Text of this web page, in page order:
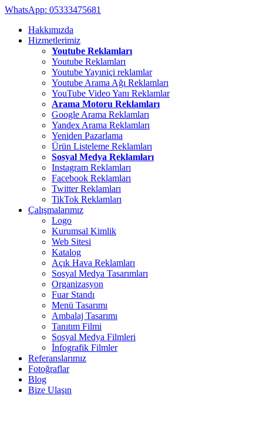
WhatsApp: 05333475681
Hakkımızda
Hizmetlerimiz
Youtube Reklamları
Youtube Reklamları
Youtube Yayıniçi reklamlar
Youtube Arama Ağı Reklamları
YouTube Video Yanı Reklamlar
Arama Motoru Reklamları
Google Arama Reklamları
Yandex Arama Reklamları
Yeniden Pazarlama
Ürün Listeleme Reklamları
Sosyal Medya Reklamları
Instagram Reklamları
Facebook Reklamları
Twitter Reklamları
TikTok Reklamları
Çalışmalarımız
Logo
Kurumsal Kimlik
Web Sitesi
Katalog
Açık Hava Reklamları
Sosyal Medya Tasarımları
Organizasyon
Fuar Standı
Menü Tasarımı
Ambalaj Tasarımı
Tanıtım Filmi
Sosyal Medya Filmleri
İnfografik Filmler
Referanslarımız
Fotoğraflar
Blog
Bize Ulaşın